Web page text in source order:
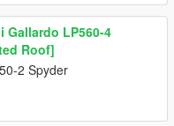
Gallardo LP560-4
Roof]
2 Spyder